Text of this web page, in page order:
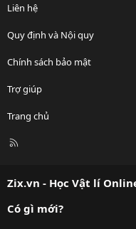
Liên hệ
Quy định và Nội quy
Chính sách bảo mật
Trợ giúp
Trang chủ
R
Zix.vn - Học Vật lí
Có gì mới?